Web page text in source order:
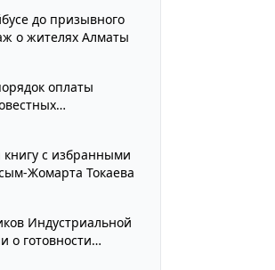
до призывного
о жителях Алматы
оплаты
остается
книгу с избранными
Жомарта Токаева
Индустриальной
о готовности
членов